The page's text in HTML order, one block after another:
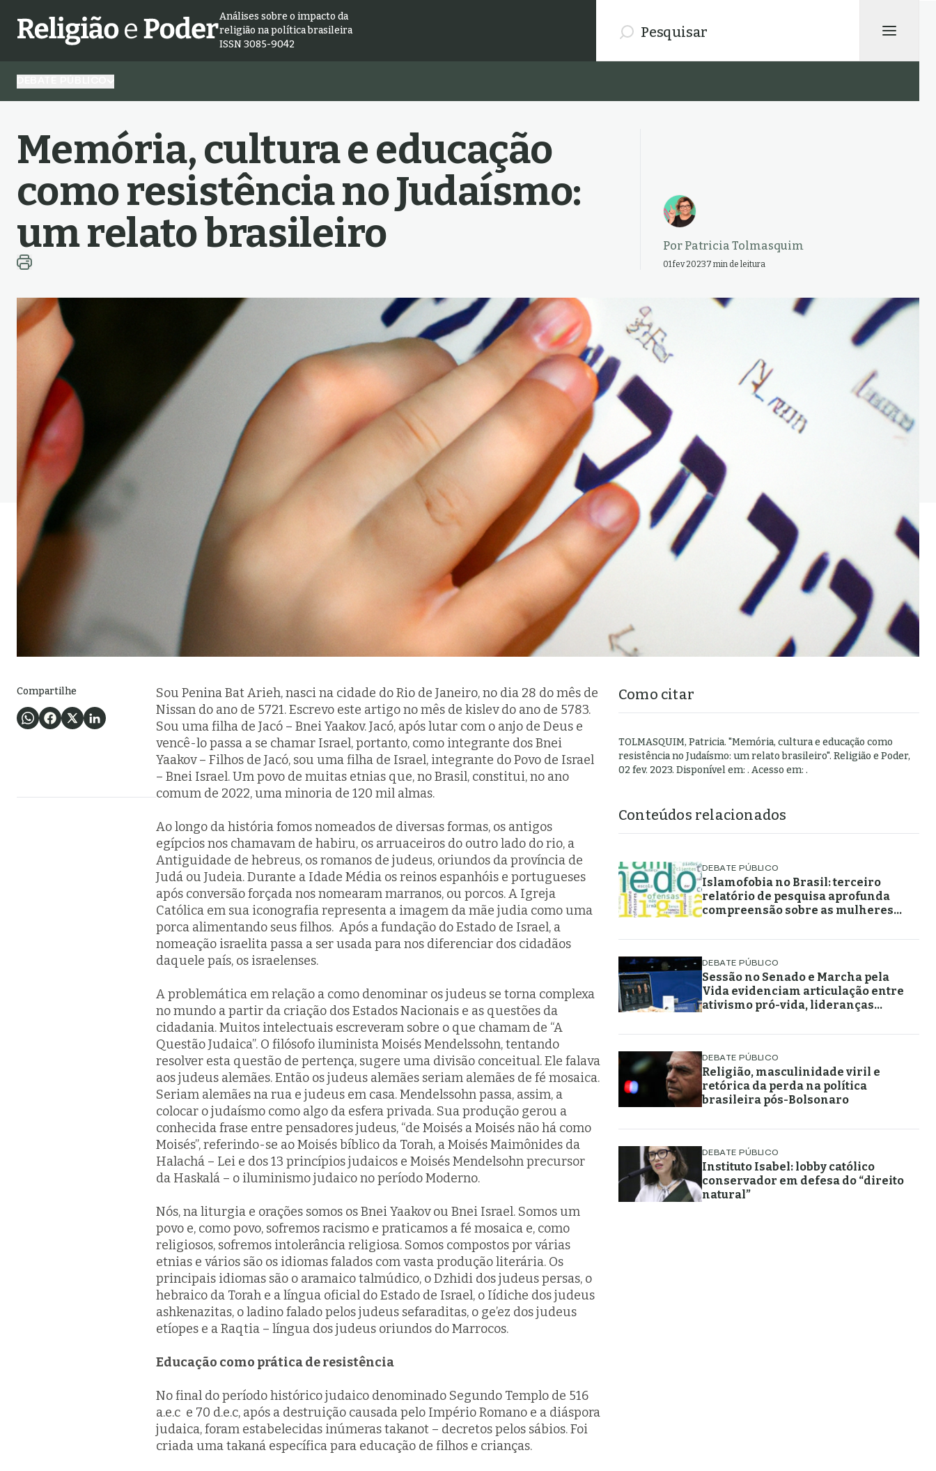
Análises sobre o impacto da
religião na política brasileira
ISSN 3085-9042
Memória, cultura e educação
como resistência no Judaísmo:
um relato brasileiro
Por Patricia Tolmasquim
01 fev 20237 min de leitura
Compartilhe
Sou Penina Bat Arieh, nasci na cidade do Rio de Janeiro, no dia 28 do mês de
Nissan do ano de 5721. Escrevo este artigo no mês de kislevdo ano de 5783.
Sou uma filha de Jacó – Bnei Yaakov. Jacó, após lutar com o anjo de Deus e
vencê-lo passa a se chamar Israel, portanto, como integrante dosBnei
Yaakov– Filhos de Jacó, sou uma filha de Israel, integrante do Povo de Israel
– Bnei Israel. Um povo de muitas etnias que, no Brasil, constitui, no ano
comum de 2022, uma minoria de 120 mil almas.
Ao longo da história fomos nomeados de diversas formas, os antigos
egípcios nos chamavam de habiru, os arruaceiros do outro lado do rio, a
Antiguidade de hebreus, os romanos de judeus, oriundos da província de
Judá ou Judeia. Durante a Idade Média os reinos espanhóis e portugueses
após conversão forçada nos nomearam marranos, ou porcos. A Igreja
Católica em sua iconografia representa a imagem da mãe judia como uma
porca alimentando seus filhos. Após a fundação do Estado de Israel, a
nomeação israelita passa a ser usada para nos diferenciar dos cidadãos
daquele país, os israelenses.
A problemática em relação a como denominar os judeus se torna complexa
no mundo a partir da criação dos Estados Nacionais e as questões da
cidadania. Muitos intelectuais escreveram sobre o que chamam de “A
Questão Judaica”. O filósofo iluminista Moisés Mendelssohn, tentando
resolver esta questão de pertença, sugere uma divisão conceitual. Ele falava
aos judeus alemães. Então os judeus alemães seriam alemães de fé mosaica.
Seriam alemães na rua e judeus em casa. Mendelssohn passa, assim, a
colocar o judaísmo como algo da esfera privada. Sua produção gerou a
conhecida frase entre pensadores judeus, “de Moisés a Moisés não há como
Moisés”, referindo-se ao Moisés bíblico da Torah, a Moisés Maimônides da
Halachá – Lei e dos 13 princípios judaicos e Moisés Mendelsohn precursor
da Haskalá – o iluminismo judaico no período Moderno.
Nós, na liturgia e orações somos osBnei Yaakovou Bnei Israel. Somos um
povo e, como povo, sofremos racismo e praticamos a fé mosaica e, como
religiosos, sofremos intolerância religiosa. Somos compostos por várias
etnias e vários são os idiomas falados com vasta produção literária. Os
principais idiomas são o aramaico talmúdico, o Dzhidi dos judeus persas, o
hebraico da Torah e a língua oficial do Estado de Israel, o Iídiche dos judeus
ashkenazitas, o ladino falado pelos judeus sefaraditas, o ge’ez dos judeus
etíopes e a Raqtia – língua dos judeus oriundos do Marrocos.
Educação como prática de resistência
No final do período histórico judaico denominado Segundo Templo de 516
a.e.c e 70 d.e.c, após a destruição causada pelo Império Romano e a diáspora
judaica, foram estabelecidas inúmerastakanot – decretos pelos sábios. Foi
criada uma takaná específica para educação de filhos e crianças.
Como citar
TOLMASQUIM, Patricia. "Memória, cultura e educação como
resistência no Judaísmo: um relato brasileiro". Religião e Poder,
02 fev. 2023. Disponível em: . Acesso em: .
Conteúdos relacionados
DEBATE PÚBLICO
Islamofobia no Brasil: terceiro
relatório de pesquisa aprofunda
compreensão sobre as mulheres
DEBATE PÚBLICO
Sessão no Senado e Marcha pela
Vida evidenciam articulação entre
ativismo pró-vida, lideranças
política
DEBATE PÚBLICO
Religião, masculinidade viril e
retórica da perda na política
brasileira pós-Bolsonaro
DEBATE PÚBLICO
Instituto Isabel: lobby católico
conservador em defesa do “direito
natural”